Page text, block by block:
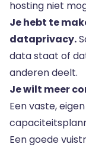
hosting niet
Je hebt te
dataprivacy.
data staat of
anderen deelt.
Je wilt meer
Een vaste,
Een goede